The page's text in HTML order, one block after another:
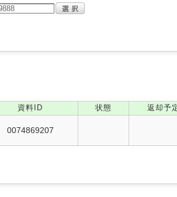
資料ID 状態 返却予
0074869207